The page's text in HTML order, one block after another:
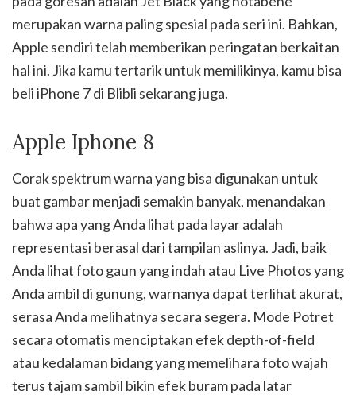
merupakan warna paling spesial pada seri ini. Bahkan,
Apple sendiri telah memberikan peringatan berkaitan
hal ini. Jika kamu tertarik untuk memilikinya, kamu bisa
beli iPhone 7 di Blibli sekarang juga.
Apple Iphone 8
Corak spektrum warna yang bisa digunakan untuk
buat gambar menjadi semakin banyak, menandakan
bahwa apa yang Anda lihat pada layar adalah
representasi berasal dari tampilan aslinya. Jadi, baik
Anda lihat foto gaun yang indah atau Live Photos yang
Anda ambil di gunung, warnanya dapat terlihat akurat,
serasa Anda melihatnya secara segera. Mode Potret
secara otomatis menciptakan efek depth-of-field
atau kedalaman bidang yang memelihara foto wajah
terus tajam sambil bikin efek buram pada latar